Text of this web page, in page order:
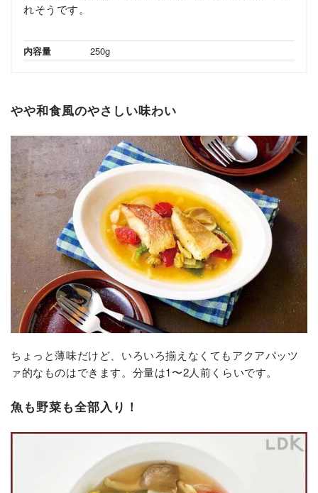
れそうです。
内容量 250g
やや和食風のやさしい味わい
ちょっと薄味だけど、いろいろ揃えなくてもアクアパッツ
ァ的なものはできます。分量は1〜2人前くらいです。
魚も野菜も全部入り！